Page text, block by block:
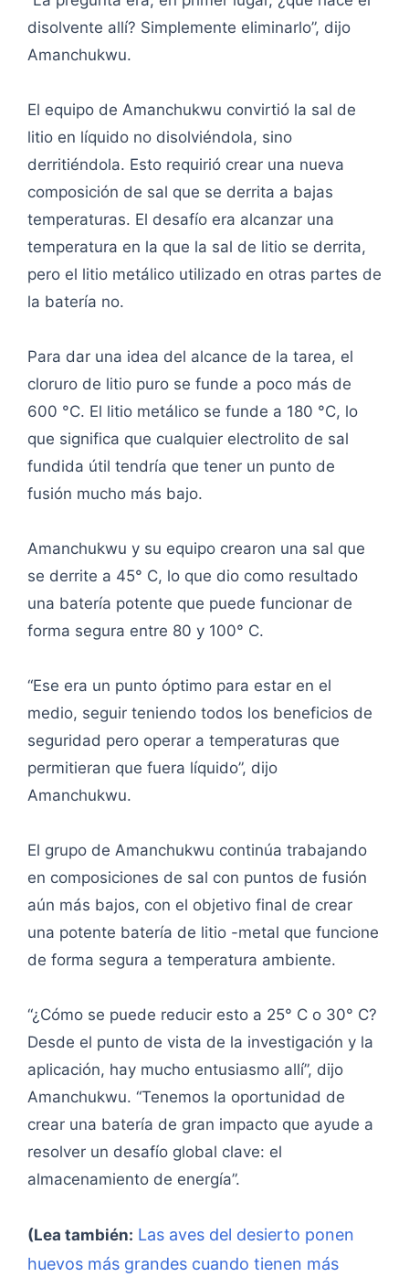
disolvente allí? Simplemente eliminarlo”, dijo
Amanchukwu.
El equipo de Amanchukwu convirtió la sal de
litio en líquido no disolviéndola, sino
derritiéndola. Esto requirió crear una nueva
composición de sal que se derrita a bajas
temperaturas. El desafío era alcanzar una
temperatura en la que la sal de litio se derrita,
pero el litio metálico utilizado en otras partes de
la batería no.
Para dar una idea del alcance de la tarea, el
cloruro de litio puro se funde a poco más de
600 °C. El litio metálico se funde a 180 °C, lo
que significa que cualquier electrolito de sal
fundida útil tendría que tener un punto de
fusión mucho más bajo.
Amanchukwu y su equipo crearon una sal que
se derrite a 45° C, lo que dio como resultado
una batería potente que puede funcionar de
forma segura entre 80 y 100° C.
“Ese era un punto óptimo para estar en el
medio, seguir teniendo todos los beneficios de
seguridad pero operar a temperaturas que
permitieran que fuera líquido”, dijo
Amanchukwu.
El grupo de Amanchukwu continúa trabajando
en composiciones de sal con puntos de fusión
aún más bajos, con el objetivo final de crear
una potente batería de litio -metal que funcione
de forma segura a temperatura ambiente.
“¿Cómo se puede reducir esto a 25° C o 30° C?
Desde el punto de vista de la investigación y la
aplicación, hay mucho entusiasmo allí”, dijo
Amanchukwu. “Tenemos la oportunidad de
crear una batería de gran impacto que ayude a
resolver un desafío global clave: el
almacenamiento de energía”.
(Lea también: Las aves del desierto ponen
huevos más grandes cuando tienen más